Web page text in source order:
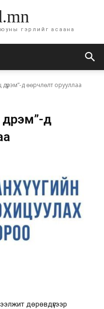
гэрлийг асаана
д өөрчлөлт орууллаа
д
дөрөвдүгээр